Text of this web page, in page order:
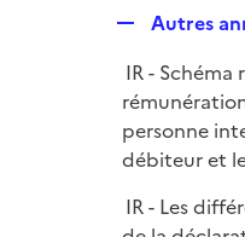
e
r
p
l
i
e
r
p
l
i
e
r
Autres
IR -
personne
débiteur et
IR - Les